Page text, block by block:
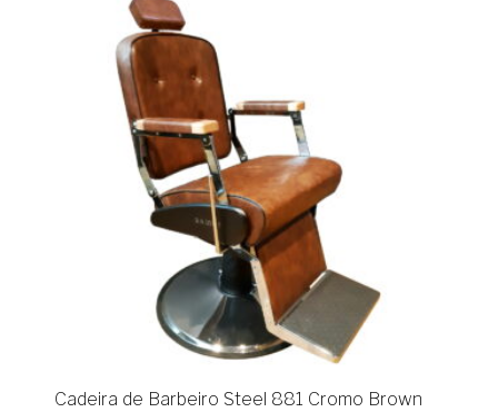
Cadeira de Barbeiro Steel 881 Cromo Brown